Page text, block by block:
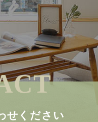
せください